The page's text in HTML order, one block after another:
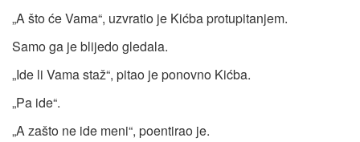
„A što će Vama“, uzvratio je Kićba protupitanjem.
Samo ga je blijedo gledala.
„Ide li Vama staž“, pitao je ponovno Kićba.
„Pa ide“.
„A zašto ne ide meni“, poentirao je.